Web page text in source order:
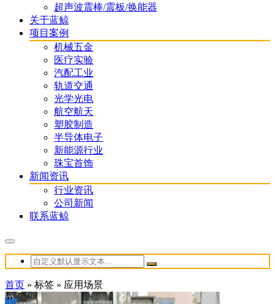
超声波震棒/震板/换能器
关于蓝鲸
项目案例
机械五金
医疗实验
汽配工业
轨道交通
光学光电
航空航天
塑胶制造
半导体电子
新能源行业
珠宝首饰
新闻资讯
行业资讯
公司新闻
联系蓝鲸
首页 » 标签 » 应用场景